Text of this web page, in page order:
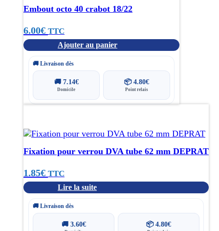
Embout octo 40 crabot 18/22
6.00€ TTC
Ajouter au panier
🚚 Livraison dès
🚚 7.14€
Domicile
📦 4.80€
Point relais
Fixation pour verrou DVA tube 62 mm DEPRAT
1.85€ TTC
Lire la suite
🚚 Livraison dès
🚚 3.60€ 📦 4.80€